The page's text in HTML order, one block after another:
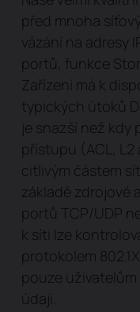
před mnoha
vázání na adresy
portů, funkce
Zařízení má k
typických útoků
je snazší než kdy
přístupu (ACL,
citlivým částem
základě zdrojové
portů TCP/UDP
k síti lze
protokolem
pouze uživatelům
údaji.